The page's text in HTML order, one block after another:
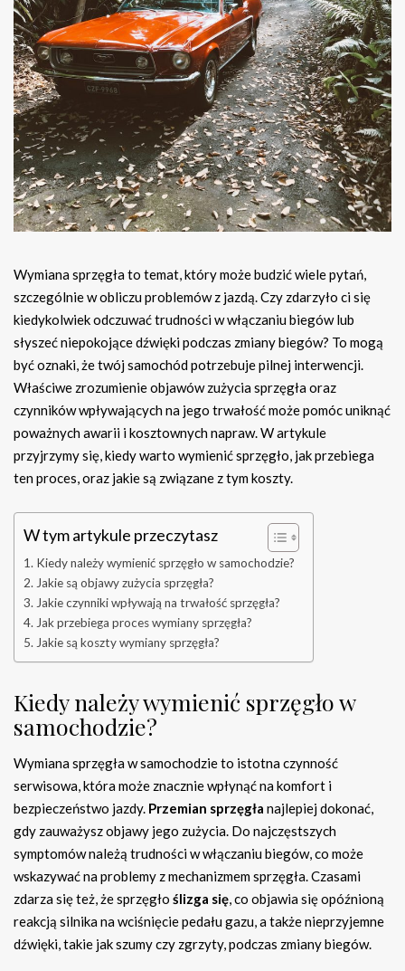
Wymiana sprzęgła to temat, który może budzić wiele pytań,
szczególnie w obliczu problemów z jazdą. Czy zdarzyło ci się
kiedykolwiek odczuwać trudności w włączaniu biegów lub
słyszeć niepokojące dźwięki podczas zmiany biegów? To mogą
być oznaki, że twój samochód potrzebuje pilnej interwencji.
Właściwe zrozumienie objawów zużycia sprzęgła oraz
czynników wpływających na jego trwałość może pomóc uniknąć
poważnych awarii i kosztownych napraw. W artykule
przyjrzymy się, kiedy warto wymienić sprzęgło, jak przebiega
ten proces, oraz jakie są związane z tym koszty.
W tym artykule przeczytasz
Kiedy należy wymienić sprzęgło w samochodzie?
Jakie są objawy zużycia sprzęgła?
Jakie czynniki wpływają na trwałość sprzęgła?
Jak przebiega proces wymiany sprzęgła?
Jakie są koszty wymiany sprzęgła?
Kiedy należy wymienić sprzęgło w
samochodzie?
Wymiana sprzęgła w samochodzie to istotna czynność
serwisowa, która może znacznie wpłynąć na komfort i
bezpieczeństwo jazdy. Przemian sprzęgła najlepiej dokonać,
gdy zauważysz objawy jego zużycia. Do najczęstszych
symptomów należą trudności w włączaniu biegów, co może
wskazywać na problemy z mechanizmem sprzęgła. Czasami
zdarza się też, że sprzęgło ślizga się, co objawia się opóźnioną
reakcją silnika na wciśnięcie pedału gazu, a także nieprzyjemne
dźwięki, takie jak szumy czy zgrzyty, podczas zmiany biegów.